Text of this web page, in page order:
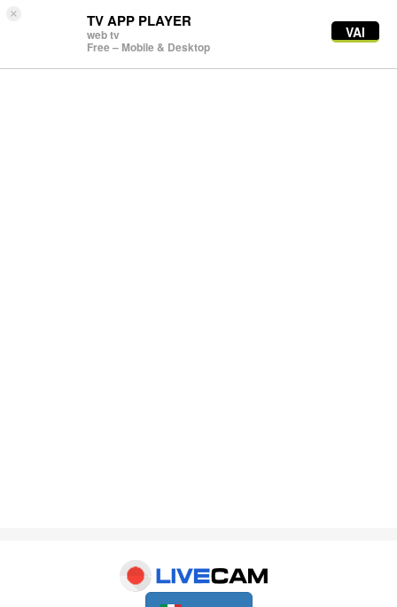
× TV APP PLAYER
web tv
Free – Mobile & Desktop
VAI